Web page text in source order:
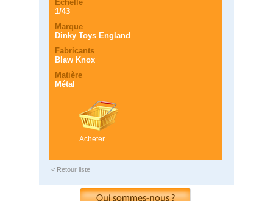
Echelle
1/43
Marque
Dinky Toys England
Fabricants
Blaw Knox
Matière
Métal
Acheter
< Retour liste